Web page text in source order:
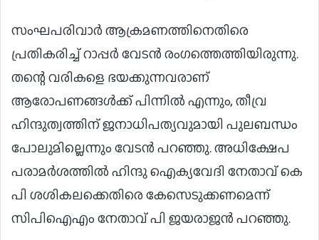
സംഘപരിവാര്‍ ആക്രമണത്തിനെതിരെ
പ്രതികരിച്ച് റാപ്പര്‍ വേടന്‍ രംഗത്തെത്തിയിരുന്നു.
തന്റെ വരികളെ ഭയക്കുന്നവരാണ്
ആരോപണങ്ങള്‍ക്ക് പിന്നില്‍ എന്നും, തീവ്ര
ഹിന്ദുത്വത്തിന് ജനാധിപത്യവുമായി പുലബന്ധം
പോലുമില്ലെന്നും വേടന്‍ പറഞ്ഞു. അധിക്ഷേപ
പരാമര്‍ശത്തില്‍ ഹിന്ദു ഐക്യവേദി നേതാവ് കെ
പി ശശികലക്കെതിരെ കേസെടുക്കണമെന്ന്
സിപിഐഎം നേതാവ് പി ജയരാജന്‍ പറഞ്ഞു.